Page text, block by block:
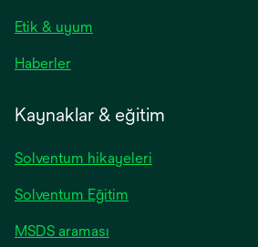
Etik & uyum
Haberler
Kaynaklar & eğitim
Solventum hikayeleri
Solventum Eğitim
MSDS araması